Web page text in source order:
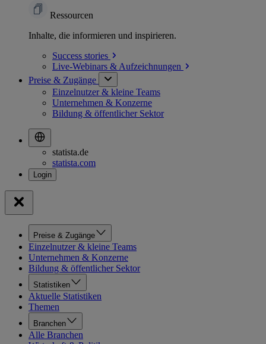
Ressourcen
Inhalte, die informieren und inspirieren.
Success stories
Live-Webinars & Aufzeichnungen
Preise & Zugänge
Einzelnutzer & kleine Teams
Unternehmen & Konzerne
Bildung & öffentlicher Sektor
statista.de
statista.com
Preise & Zugänge
Einzelnutzer & kleine Teams
Unternehmen & Konzerne
Bildung & öffentlicher Sektor
Statistiken
Aktuelle Statistiken
Themen
Branchen
Alle Branchen